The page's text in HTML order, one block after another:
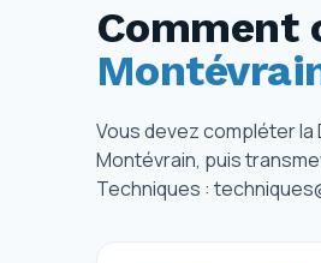
Comment
Vous devez compléter
Montévrain, puis
Techniques :